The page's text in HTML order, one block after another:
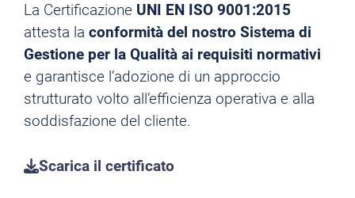
La Certificazione UNI EN ISO 9001:2015
attesta la conformità del nostro Sistema di
Gestione per la Qualità ai requisiti normativi
e garantisce l’adozione di un approccio
strutturato volto all’efficienza operativa e alla
soddisfazione del cliente.
Scarica il certificato